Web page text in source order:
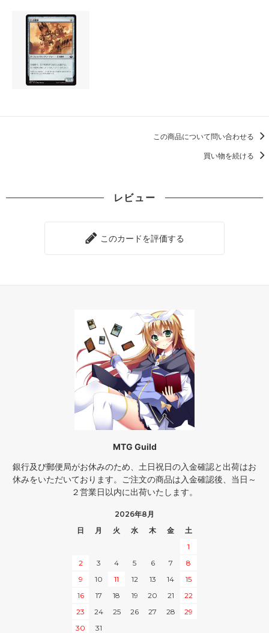
この商品について問い合わせる
買い物を続ける
レビュー
このカードを評価する
MTG Guild
銀行及び郵便局がお休みのため、土日祝日の入金確認と出荷はお
休みをいただいております。ご注文の商品は入金確認後、当日～
２営業日以内に出荷いたします。
2026年8月
日
月 火 水 木 金
土
1
2
3 4 5 6 7
8
9
10 11 12 13 14
15
16
17 18 19 20 21
22
23
24 25 26 27 28
29
30
31